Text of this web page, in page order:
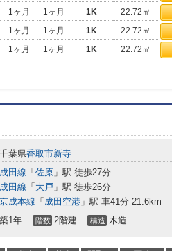
1ヶ月 1ヶ月 1K 22.72㎡
1ヶ月 1ヶ月 1K 22.72㎡
1ヶ月 1ヶ月 1K 22.72㎡
千葉県香取市新寺
成田線 「 佐原 」駅 徒歩27分
成田線 「 大戸 」駅 徒歩26分
京成本線 「 成田空港 」駅 車41分 21.6km
築1年 階数 2階建 構造 木造